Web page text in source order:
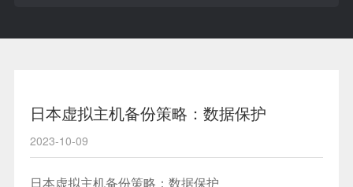
日本虚拟主机备份策略：数据保护
2023-10-09
日本虚拟主机备份策略：数据保护